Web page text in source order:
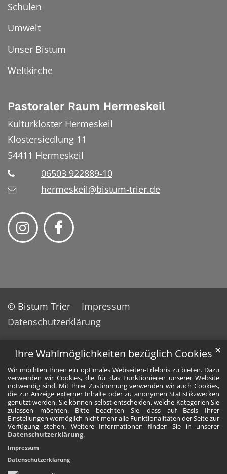
Ihre Wahlmöglichkeiten bezüglich Cookies
Wir möchten Ihnen ein optimales Webseiten-Erlebnis zu bieten. Dazu
verwenden wir Cookies, die für das Funktionieren unserer Website
notwendig sind. Mit Ihrer Zustimmung verwenden wir auch Cookies,
die zur Anzeige externer Inhalte oder zu anonymen Statistikzwecken
genutzt werden. Sie können selbst entscheiden, welche Kategorien Sie
zulassen möchten. Bitte beachten Sie, dass auf Basis Ihrer
Einstellungen womöglich nicht mehr alle Funktionalitäten der Seite zur
Verfügung stehen. Weitere Informationen finden Sie in unserer
Datenschutzerklärung.
✕
Impressum
Datenschutzerklärung
Schulen
Umwelt
Unser Bistum
Weltkirche
Pastoraler Raum Hermeskeil
Kulturkloster Hermeskeil
Klostersiedlung 11
54411 Hermeskeil
06503 922889-10
hermeskeil@bistum-trier.de
© Bistum Trier
Impressum
Datenschutzerklärung